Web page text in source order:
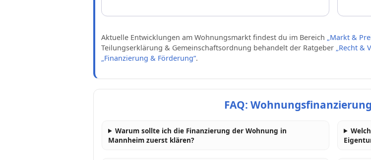
Aktuelle Entwicklungen am Wohnungsmarkt findest du im Bereich „Markt &
Teilungserklärung & Gemeinschaftsordnung behandelt der Ratgeber „Recht &
„Finanzierung & Förderung“.
FAQ:
Warum sollte ich die Finanzierung der Wohnung in
Mannheim zuerst klären?